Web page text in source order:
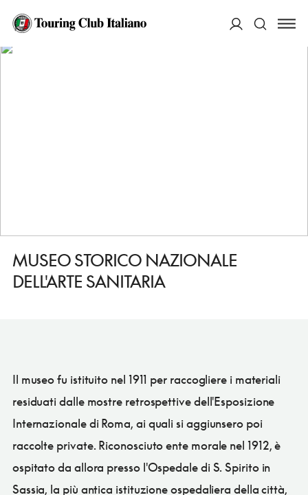
HOME
MUSEO STORICO NAZIONALE DELL'ARTE SANITARIA
MUSEO STORICO NAZIONALE
DELL'ARTE SANITARIA
Il museo fu istituito nel 1911 per raccogliere i materiali
residuati dalle mostre retrospettive dell'Esposizione
Internazionale di Roma, ai quali si aggiunsero poi
raccolte private. Riconosciuto ente morale nel 1912, è
ospitato da allora presso l'Ospedale di S. Spirito in
Sassia, la più antica istituzione ospedaliera della città,